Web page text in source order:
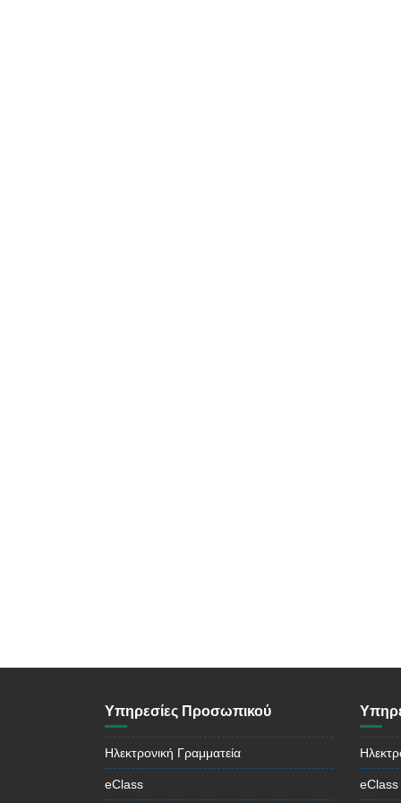
Υπηρεσίες Προσωπικού
Ηλεκτρονική Γραμματεία
eClass eClass